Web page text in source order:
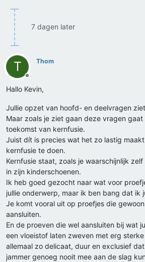
7 dagen later
T
Offline
Thom
Hallo Kevin,
Jullie opzet van hoofd- en deelvragen
Maar zoals je ziet gaan deze vragen
toekomst van kernfusie.
Juist dít is precies wat het zo lastig
kernfusie te doen.
Kernfusie staat, zoals je waarschijnlijk
in zijn kinderschoenen.
Ik heb goed gezocht naar wat voor
jullie onderwerp, maar ik ben bang dat ik
Je komt vooral uit op proefjes die
aansluiten.
En de proeven die wel aansluiten bij wat
een vloeistof laten zweven met erg
allemaal zo delicaat, duur en exclusief
jammer genoeg nooit mee aan de slag